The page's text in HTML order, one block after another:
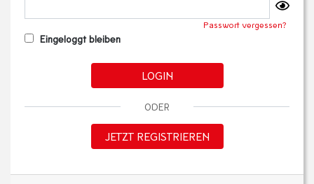
Passwort vergessen?
Eingeloggt bleiben
LOGIN
ODER
JETZT REGISTRIEREN